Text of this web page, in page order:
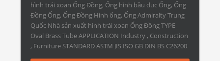
hình trái xoan Ống Đồng, Ống hình bầu dục Ống, Ống
Đồng Ống, Ống Đồng Hình ống, Ống Admiralty Trung
Quốc Nhà sản xuất hình trái xoan Ống Đồng TYPE
Oval Brass Tube APPLICATION Industry , Construction
, Furniture STANDARD ASTM JIS ISO GB DIN BS C26200